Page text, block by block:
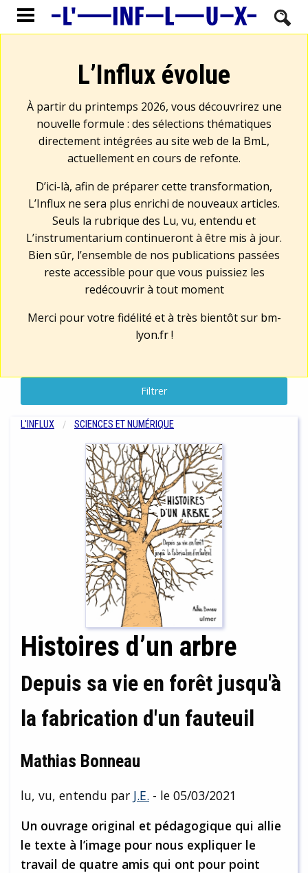
L’Influx évolue
À partir du printemps 2026, vous découvrirez une
nouvelle formule : des sélections thématiques
directement intégrées au site web de la BmL,
actuellement en cours de refonte.
D’ici-là, afin de préparer cette transformation,
L’Influx ne sera plus enrichi de nouveaux articles.
Seuls la rubrique des Lu, vu, entendu et
L’instrumentarium continueront à être mis à jour.
Bien sûr, l’ensemble de nos publications passées
reste accessible pour que vous puissiez les
redécouvrir à tout moment
Merci pour votre fidélité et à très bientôt sur bm-
lyon.fr!
Filtrer
L'INFLUX SCIENCES ET NUMÉRIQUE
Histoires d’un arbre
Depuis sa vie en forêt jusqu'à
la fabrication d'un fauteuil
Mathias Bonneau
lu, vu, entendu par J.E. - le 05/03/2021
Un ouvrage original et pédagogique qui allie
le texte à l’image pour nous expliquer le
travail de quatre amis qui ont pour point